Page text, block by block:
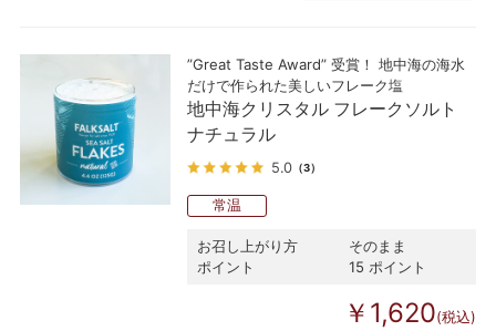
”Great Taste Award” 受賞！ 地中海の海水
だけで作られた美しいフレーク塩
地中海クリスタル フレークソルト
ナチュラル
5.0 （3）
常温
お召し上がり方
そのまま
ポイント
15 ポイント
￥1,620(税込)